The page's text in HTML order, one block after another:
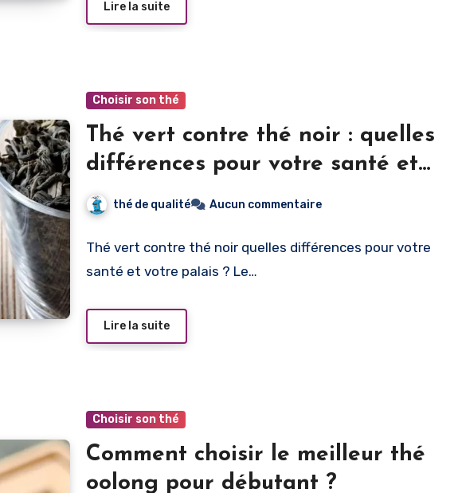
Lire la suite
Choisir son thé
Thé vert contre thé noir : quelles
différences pour votre santé et
votre palais ?
thé de qualité Aucun commentaire
Thé vert contre thé noir quelles différences pour votre
santé et votre palais ? Le…
Lire la suite
Choisir son thé
Comment choisir le meilleur thé
oolong pour débutant ?